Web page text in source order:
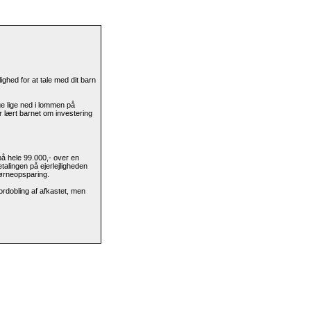
for at tale med dit barn
lige ned i lommen på
lært barnet om investering
hele 99.000,- over en
på ejerlejligheden
af afkastet, men